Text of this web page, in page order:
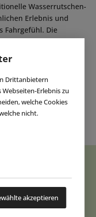
Drittanbietern
Erlebnis zu
welche Cookies
nicht.
akzeptieren
Wasserrutschen-
Erlebnis und
Fahrgefühl. Die
drei Kurven hinaus
Ausblicken und
die